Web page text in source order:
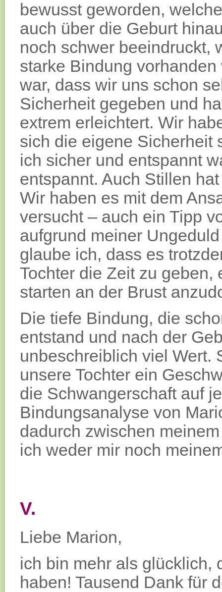
bewusst geworden,
auch über die Geburt
noch schwer beeindruckt,
starke Bindung
war, dass wir uns schon
Sicherheit gegeben und
extrem erleichtert. Wir
sich die eigene Sicherheit
ich sicher und entspannt
entspannt. Auch Stillen
Wir haben es mit dem
versucht – auch ein Tipp
aufgrund meiner
glaube ich, dass es
Tochter die Zeit zu geben,
starten an der Brust
Die tiefe Bindung, die
entstand und nach der
unbeschreiblich viel Wert.
unsere Tochter ein
die Schwangerschaft auf
Bindungsanalyse von
dadurch zwischen
ich weder mir noch
V.
Liebe Marion,
ich bin mehr als glücklich,
haben! Tausend Dank für